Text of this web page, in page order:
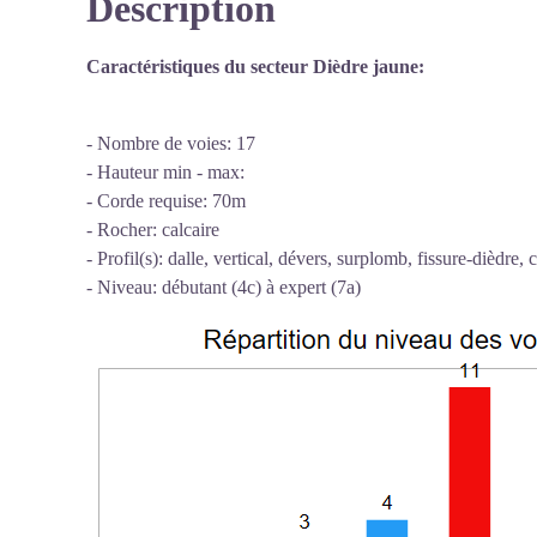
Voir l'image en plein écran
Caractéristiques du secteur Dièdre jaune:
- Nombre de voies: 17
- Hauteur min - max:
- Corde requise: 70m
- Rocher: calcaire
- Profil(s): dalle, vertical, dévers, surplomb, fissure-dièdre,
- Niveau: débutant (4c) à expert (7a)